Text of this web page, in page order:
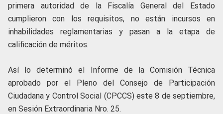
primera autoridad de la Fiscalía General del Estado
cumplieron con los requisitos, no están incursos en
inhabilidades reglamentarias y pasan a la etapa de
calificación de méritos.
Así lo determinó el Informe de la Comisión Técnica
aprobado por el Pleno del Consejo de Participación
Ciudadana y Control Social (CPCCS) este 8 de septiembre,
en Sesión Extraordinaria Nro. 25.